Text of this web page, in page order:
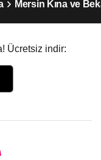
Mersin Kına ve
Ücretsiz indir: